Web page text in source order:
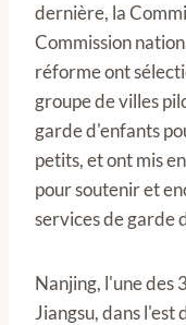
dernière, la
Commission
réforme ont
groupe de villes
garde d'enfants
petits, et ont mis
pour soutenir et
services de garde
Nanjing, l'une des
Jiangsu, dans l'est